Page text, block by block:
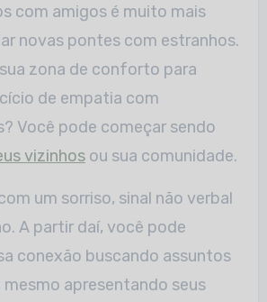
com amigos é muito mais
novas pontes com estranhos.
zona de conforto para
de empatia com
Você pode começar sendo
vizinhosou sua comunidade.
um sorriso, sinal não verbal
A partir daí, você pode
conexão buscando assuntos
mesmo apresentando seus